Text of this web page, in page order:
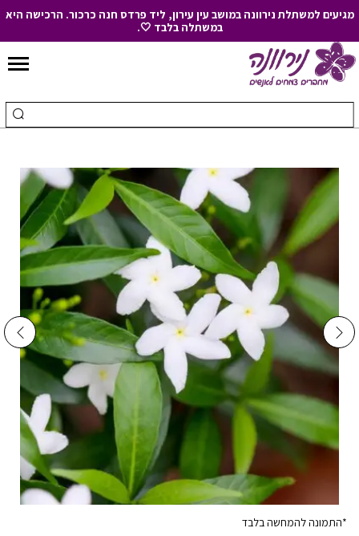
to
מגיעים למשתלת נירוונה במושב עין עירון, ליד פרדס חנה כרכור. הרכישה היא
במשתלה בלבד 🤍.
*התמונה להמחשה בלבד